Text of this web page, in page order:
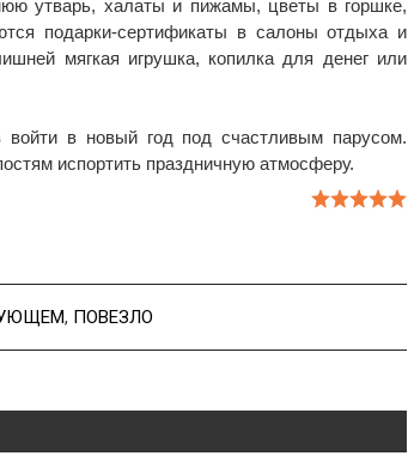
утварь, халаты и пижамы, цветы в горшке,
подарки-сертификаты в салоны отдыха и
мягкая игрушка, копилка для денег или
в новый год под счастливым парусом.
испортить праздничную атмосферу.
, ПОВЕЗЛО